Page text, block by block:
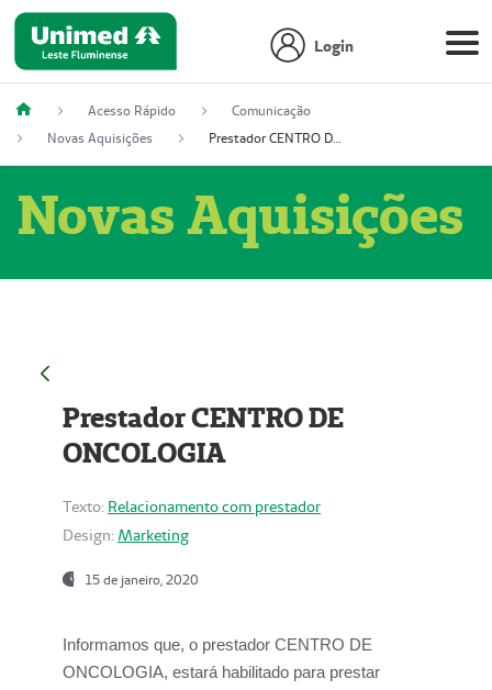
Login
Acesso Rápido
Comunicação
Novas Aquisições
Prestador CENTRO DE ONCOLOGIA
Novas Aquisições
Prestador CENTRO DE
ONCOLOGIA
Texto: Relacionamento com prestador
Design: Marketing
15 de janeiro, 2020
Informamos que, o prestador CENTRO DE
ONCOLOGIA, estará habilitado para prestar